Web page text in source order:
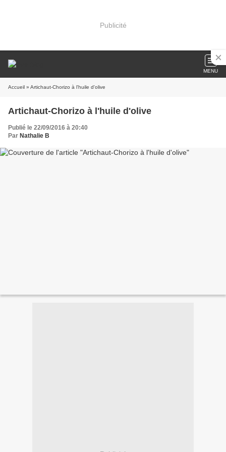
Publicité
MENU
Accueil » Artichaut-Chorizo à l'huile d'olive
Artichaut-Chorizo à l'huile d'olive
Publié le 22/09/2016 à 20:40
Par Nathalie B